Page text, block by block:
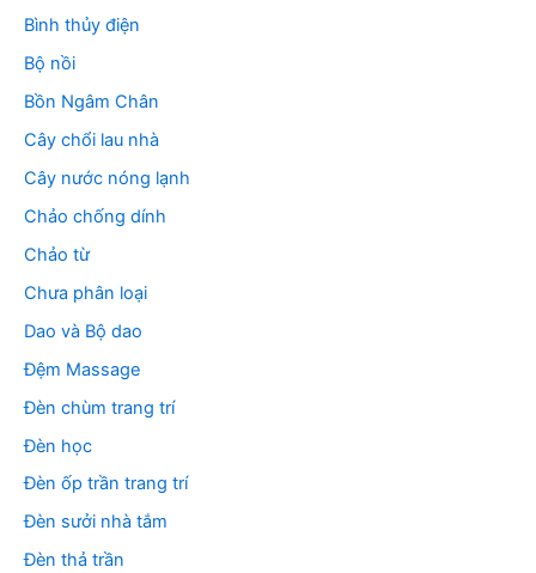
Bình thủy điện
Bộ nồi
Bồn Ngâm Chân
Cây chổi lau nhà
Cây nước nóng lạnh
Chảo chống dính
Chảo từ
Chưa phân loại
Dao và Bộ dao
Đệm Massage
Đèn chùm trang trí
Đèn học
Đèn ốp trần trang trí
Đèn sưởi nhà tắm
Đèn thả trần